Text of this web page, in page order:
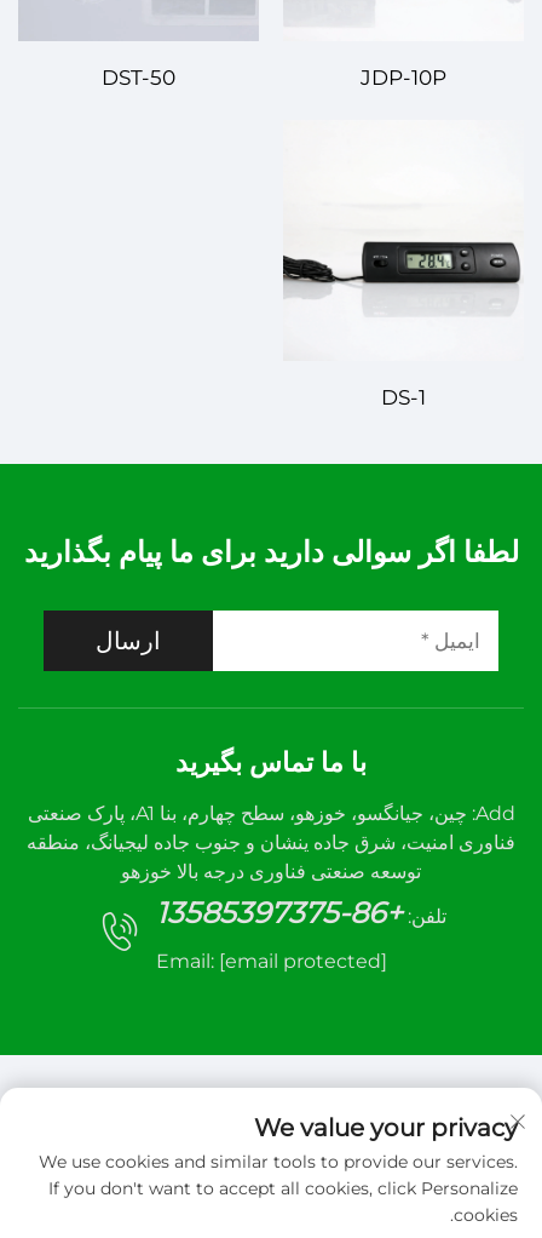
JDP-10P
DST-50
DS-1
لطفا اگر سوالی دارید برای ما پیام بگذارید
ارسال
با ما تماس بگیرید
Add: چین، جیانگسو، خوزهو، سطح چهارم، بنا A1، پارک صنعتی
فناوری امنیت، شرق جاده ینشان و جنوب جاده لیجیانگ، منطقه
توسعه صنعتی فناوری درجه بالا خوزهو
تلفن: +86-13585397375
Email: [email protected]
حق کپی‌رایت © 2026 شرکت مهندسی کنترل خودکار
شوسانه، محدوده. تمامی حقوق محفوظ است
We value your privacy
We use cookies and similar tools to provide our services.
If you don't want to accept all cookies, click Personalize
cookies.